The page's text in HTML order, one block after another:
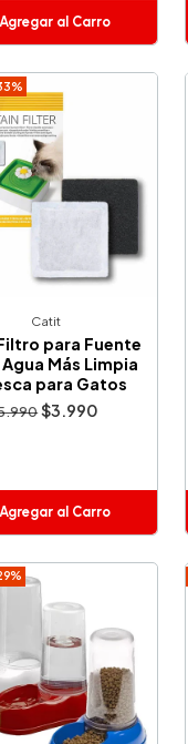
Agregar al Carro
Catit
para Fuente
Agua Más Limpia
para Gatos
$3.990
Agregar al Carro